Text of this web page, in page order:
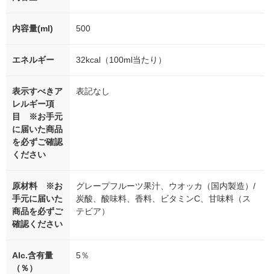
内容量(ml) 500
エネルギー 32kcal（100ml当たり）
表示すべきア
レルギー項
目 ※お手元
に届いた商品
を必ずご確認
ください
表記なし
原材料 ※お
手元に届いた
商品を必ずご
確認ください
グレープフルーツ果汁、ウオッカ（国内製造）/
炭酸、酸味料、香料、ビタミンC、甘味料（ス
テビア）
Alc.含有量
（％）
5％